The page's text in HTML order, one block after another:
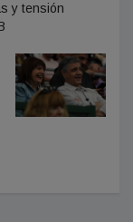
y tensión